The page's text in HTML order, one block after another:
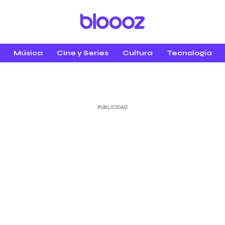
Música Cine y Series Cultura Tecnología